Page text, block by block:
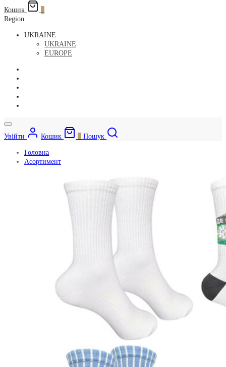
Кошик
Region
UKRAINE
UKRAINE
EUROPE
Увійти Кошик Пошук
Головна
Асортимент